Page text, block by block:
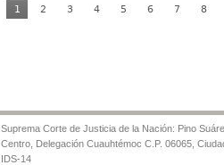
1 2 3 4 5 6 7 8
Suprema Corte de Justicia de la Nación: Pino
Centro, Delegación Cuauhtémoc C.P. 06065,
IDS-14